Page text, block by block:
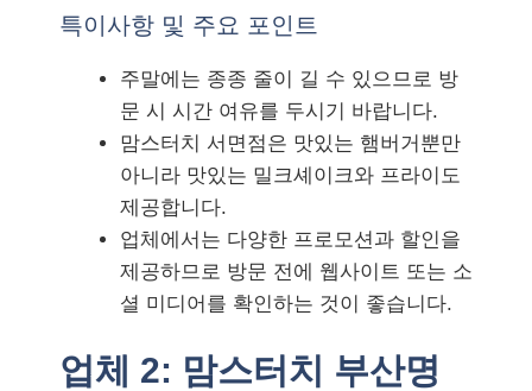
특이사항 및 주요 포인트
주말에는 종종 줄이 길 수 있으므로 방
문 시 시간 여유를 두시기 바랍니다.
맘스터치 서면점은 맛있는 햄버거뿐만
아니라 맛있는 밀크셰이크와 프라이도
제공합니다.
업체에서는 다양한 프로모션과 할인을
제공하므로 방문 전에 웹사이트 또는 소
셜 미디어를 확인하는 것이 좋습니다.
업체 2: 맘스터치 부산명